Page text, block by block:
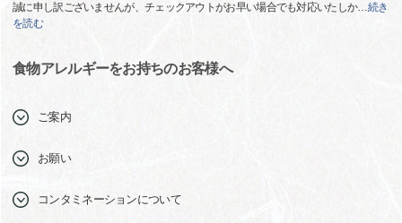
誠に申し訳ございませんが、チェックアウトがお早い場合でも対応いたしか…続き
を読む
食物アレルギーをお持ちのお客様へ
ご案内
お願い
コンタミネーションについて